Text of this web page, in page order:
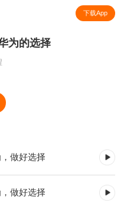
下载App
为的选择
做好选择
做好选择